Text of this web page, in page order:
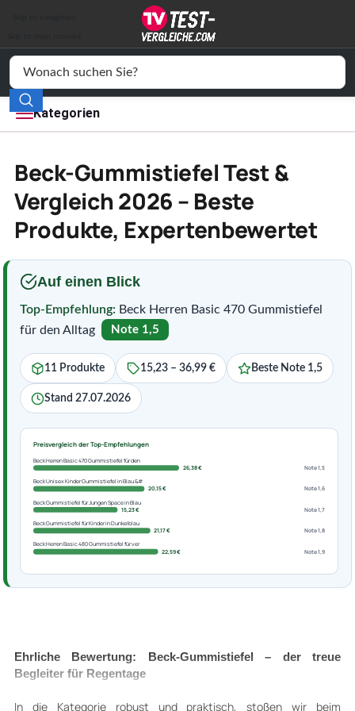
Kategorien
Elektronik
Freizeit
Wohnen
Service
Beck-Gummistiefel Test &
Vergleich 2026 – Beste
Produkte, Expertenbewertet
Auf einen Blick
Top-Empfehlung: Beck Herren Basic 470 Gummistiefel
für den Alltag
Note 1,5
11 Produkte 15,23 – 36,99 € Beste Note 1,5
Stand 27.07.2026
Preisvergleich der Top-Empfehlungen
Beck Herren Basic 470 Gummistiefel für den
26,38 €
Note 1,5
Beck Unisex Kinder Gummistiefel in Blau &#
20,15 €
Note 1,6
Beck Gummistiefel für Jungen Space in Blau
15,23 €
Note 1,7
Beck Gummistiefel für Kinder in Dunkelblau
21,17 €
Note 1,8
Beck Herren Basic 480 Gummistiefel für ver
22,59 €
Note 1,9
Ehrliche Bewertung: Beck-Gummistiefel – der treue
Begleiter für Regentage
In die Kategorie robust und praktisch, stoßen wir beim